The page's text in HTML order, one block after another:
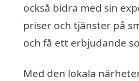
också bidra med sin
priser och tjänster på
och få ett erbjudande
Med den lokala